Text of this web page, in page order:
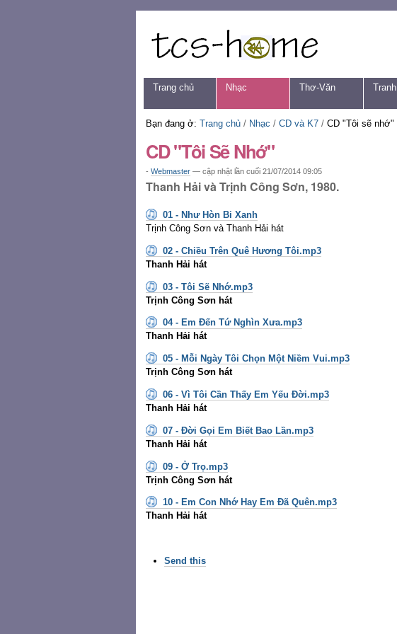
nội
dung.
Chuyển
đến
định
hướng
cụ
Navigation
Trang chủ Nhạc Thơ-Văn Tranh
Bạn đang ở: Trang chủ / Nhạc / CD và K7 / CD "Tôi sẽ nhớ"
CD "Tôi Sẽ Nhớ"
- Webmaster — cập nhật lần cuối 21/07/2014 09:05
Thanh Hải và Trịnh Công Sơn, 1980.
01 - Như Hòn Bi Xanh
Trịnh Công Sơn và Thanh Hải hát
02 - Chiều Trên Quê Hương Tôi.mp3
Thanh Hải hát
03 - Tôi Sẽ Nhớ.mp3
Trịnh Công Sơn hát
04 - Em Đến Tứ Nghìn Xưa.mp3
Thanh Hải hát
05 - Mỗi Ngày Tôi Chọn Một Niềm Vui.mp3
Trịnh Công Sơn hát
06 - Vì Tôi Cần Thấy Em Yếu Đời.mp3
Thanh Hải hát
07 - Đời Gọi Em Biết Bao Lần.mp3
Thanh Hải hát
09 - Ở Trọ.mp3
Trịnh Công Sơn hát
10 - Em Con Nhớ Hay Em Đã Quên.mp3
Thanh Hải hát
thao Send this